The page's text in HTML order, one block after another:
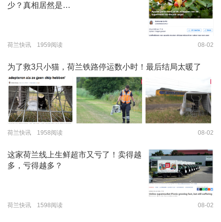
少？真相居然是…
荷兰快讯 1959阅读 08-02
为了救3只小猫，荷兰铁路停运数小时！最后结局太暖了
荷兰快讯 1958阅读 08-02
这家荷兰线上生鲜超市又亏了！卖得越
多，亏得越多？
荷兰快讯 1598阅读 08-02